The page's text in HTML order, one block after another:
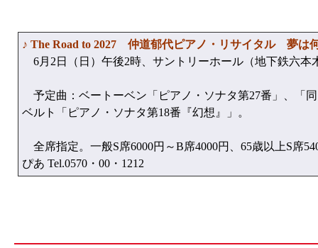
♪ The Road to 2027 仲道郁代ピアノ・リサイタル 夢は
6月2日（日）午後2時、サントリーホール（地下鉄六本
予定曲：ベートーベン「ピアノ・ソナタ第27番」、「
ベルト「ピアノ・ソナタ第18番『幻想』」。
全席指定。一般S席6000円～B席4000円、65歳以上S席
ぴあ Tel.0570・00・1212